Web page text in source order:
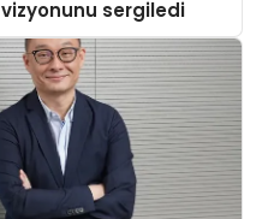
sergiledi